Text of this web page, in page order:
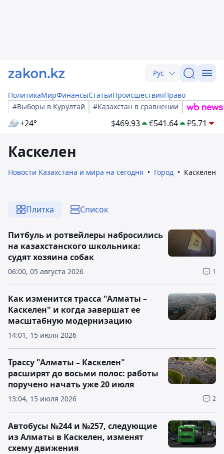
Рус
ПолитикаМирФинансыСтатьиПроисшествияПраво
#Выборы в Курултай
#Казахстан в сравнении
+24° $469.93 €541.64 ₽5.71
Каскелен
Новости Казахстана и мира на сегодня Город Каскелен
Плитка Список
06:00, 05 августа 2026 1
Питбуль и ротвейлеры набросились
на казахстанского школьника:
судят хозяина собак
14:01, 15 июля 2026
Как изменится трасса "Алматы –
Каскелен" и когда завершат ее
масштабную модернизацию
13:04, 15 июля 2026 2
Трассу "Алматы – Каскелен"
расширят до восьми полос: работы
поручено начать уже 20 июля
Автобусы №244 и №257, следующие
из Алматы в Каскелен, изменят
схему движения